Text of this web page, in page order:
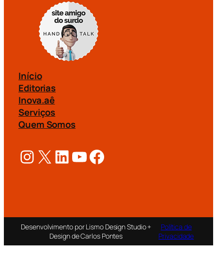
Início
Editorias
Inova.aê
Serviços
Quem Somos
Instagram X LinkedIn Youtube Facebook
Desenvolvimento por Lismo Design Studio +
Design de Carlos Pontes
Política de
Privacidade